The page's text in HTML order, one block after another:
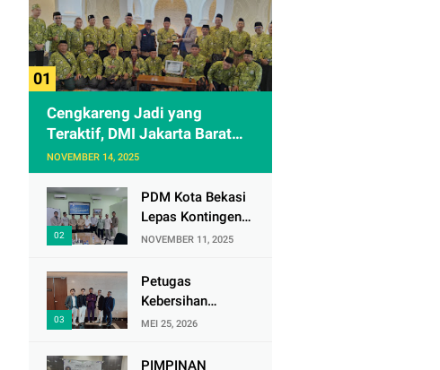
Cengkareng Jadi yang
Teraktif, DMI Jakarta Barat
Apresiasi Kunjungan ke
Sheikh Zayed Solo
NOVEMBER 14, 2025
PDM Kota Bekasi
Lepas Kontingen
Masjid Al
Award VI 2025
NOVEMBER 11, 2025
Petugas
Kebersihan
Bandara
Ikuti Audisi DMD
MEI 25, 2026
PIMPINAN